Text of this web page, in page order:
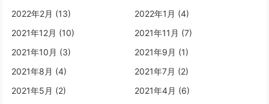
2022年2月 (13)
2022年1月 (4)
2021年12月 (10)
2021年11月 (7)
2021年10月 (3)
2021年9月 (1)
2021年8月 (4)
2021年7月 (2)
2021年5月 (2)
2021年4月 (6)